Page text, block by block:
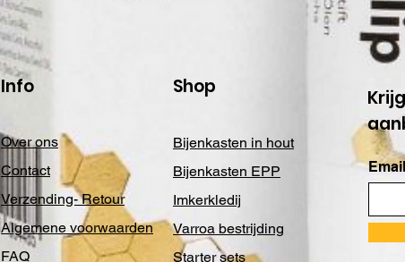
Info
Over ons
Contact
Verzending- Retour
Algemene voorwaarden
FAQ
Shop
Bijenkasten in hout
Bijenkasten EPP
Imkerkledij
Varroa bestrijding
Starter sets